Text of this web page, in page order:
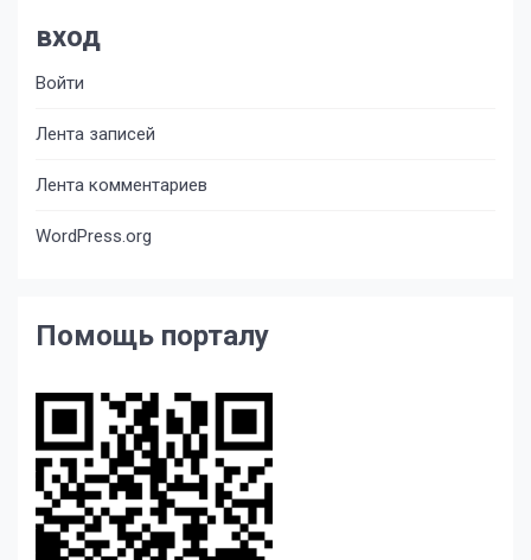
вход
Войти
Лента записей
Лента комментариев
WordPress.org
Помощь порталу